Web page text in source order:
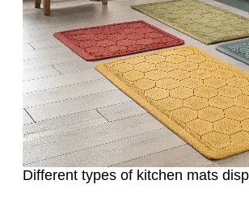
Different types of kitchen mats